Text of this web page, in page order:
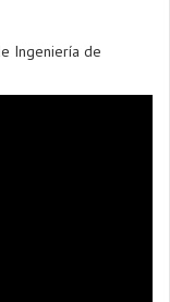
Ingeniería de